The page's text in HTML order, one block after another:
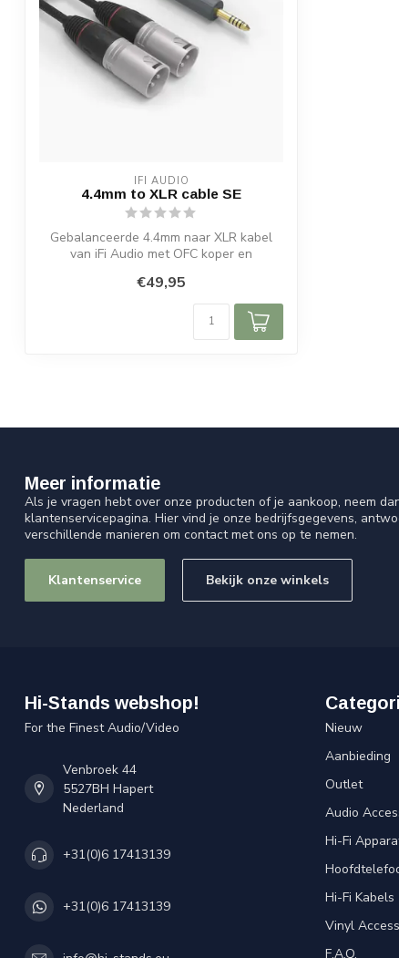
IFI AUDIO
4.4mm to XLR cable SE
Gebalanceerde 4.4mm naar XLR kabel
van iFi Audio met OFC koper en
€49,95
Meer informatie
Als je vragen hebt over onze producten of je aankoop, neem
klantenservicepagina. Hier vind je onze bedrijfsgegevens,
verschillende manieren om contact met ons op te nemen.
Klantenservice Bekijk onze winkels
Hi-Stands webshop!
For the Finest Audio/Video
Venbroek 44
5527BH Hapert
Nederland
+31(0)6 17413139
+31(0)6 17413139
Nieuw
Aanbieding
Outlet
Audio
Hi-Fi
Hi-Fi Kabels
Vinyl
F.A.Q.